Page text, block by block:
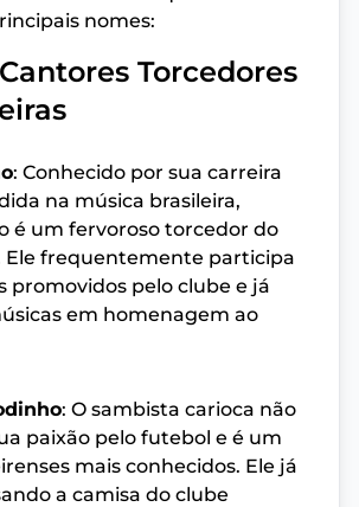
nomes:
Torcedores
: Conhecido por sua carreira
na música brasileira,
é um fervoroso torcedor do
Ele frequentemente participa
promovidos pelo clube e já
em homenagem ao
: O sambista carioca não
paixão pelo futebol e é um
mais conhecidos. Ele já
a camisa do clube